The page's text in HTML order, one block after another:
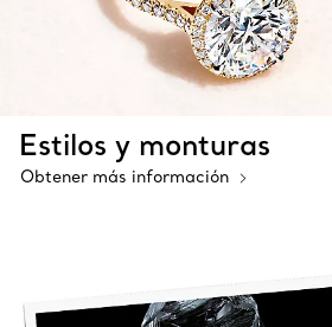
Estilos y monturas
Obtener más información